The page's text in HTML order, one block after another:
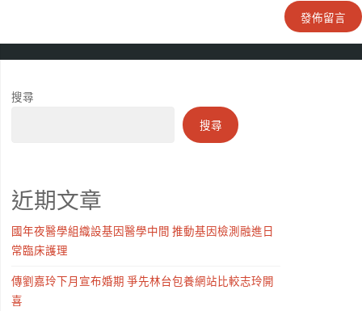
搜尋
搜尋
近期文章
國年夜醫學組織設基因醫學中間 推動基因檢測融進日
常臨床護理
傳劉嘉玲下月宣布婚期 爭先林台包養網站比較志玲開
喜